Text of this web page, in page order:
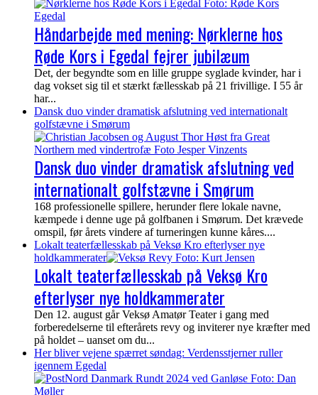
Håndarbejde med mening: Nørklerne hos
Røde Kors i Egedal fejrer jubilæum
Det, der begyndte som en lille gruppe syglade kvinder, har i
dag vokset sig til et stærkt fællesskab på 21 frivillige. I 55 år
har...
Dansk duo vinder dramatisk afslutning ved internationalt
golfstævne i Smørum
Dansk duo vinder dramatisk afslutning ved
internationalt golfstævne i Smørum
168 professionelle spillere, herunder flere lokale navne,
kæmpede i denne uge på golfbanen i Smørum. Det krævede
omspil, før årets vindere af turneringen kunne kåres....
Lokalt teaterfællesskab på Veksø Kro efterlyser nye
holdkammerater
Lokalt teaterfællesskab på Veksø Kro
efterlyser nye holdkammerater
Den 12. august går Veksø Amatør Teater i gang med
forberedelserne til efterårets revy og inviterer nye kræfter med
på holdet – uanset om du...
Her bliver vejene spærret søndag: Verdensstjerner ruller
igennem Egedal